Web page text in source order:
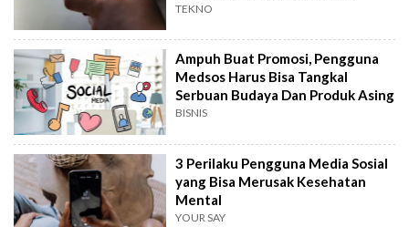
TEKNO
Ampuh Buat Promosi, Pengguna
Medsos Harus Bisa Tangkal
Serbuan Budaya Dan Produk Asing
BISNIS
3 Perilaku Pengguna Media Sosial
yang Bisa Merusak Kesehatan
Mental
YOUR SAY